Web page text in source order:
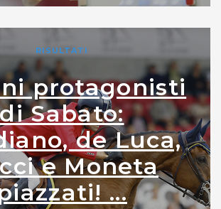
RISULTATI
protagonisti
di Sabato:
de Luca,
e Moneta
...